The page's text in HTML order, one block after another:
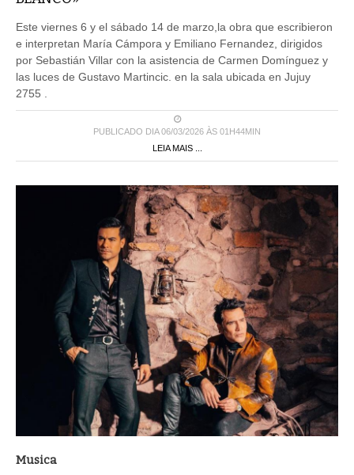
Este viernes 6 y el sábado 14 de marzo,la obra que escribieron
e interpretan María Cámpora y Emiliano Fernandez, dirigidos
por Sebastián Villar con la asistencia de Carmen Domínguez y
las luces de Gustavo Martincic. en la sala ubicada en Jujuy
2755 .
PUBLICADO DIA 06/03/2026 ÀS 01H44MIN
LEIA MAIS ...
Musica